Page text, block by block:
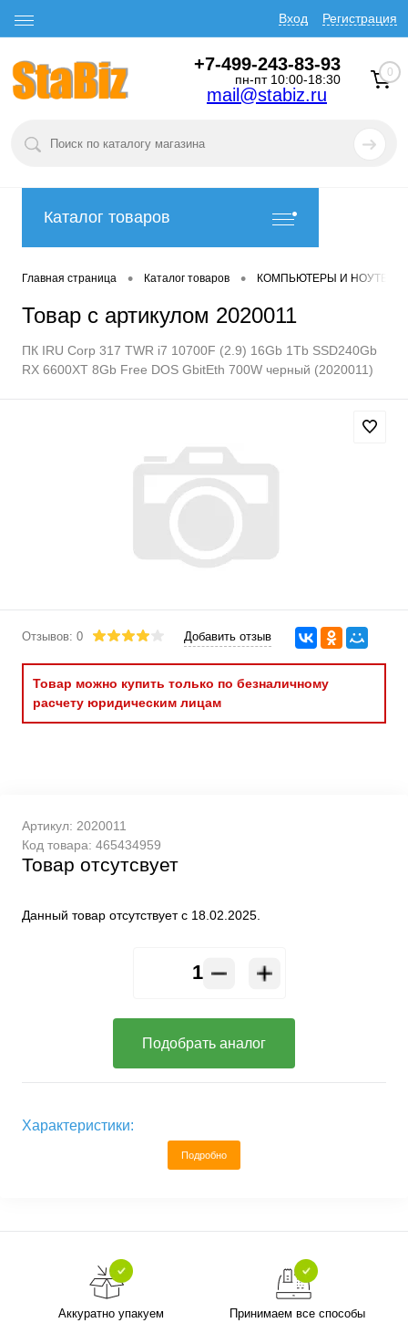
Вход Регистрация
+7-499-243-83-93
пн-пт 10:00-18:30
mail@stabiz.ru
0
Каталог товаров
Главная страница • Каталог товаров • КОМПЬЮТЕРЫ И
Товар с артикулом 2020011
ПК IRU Corp 317 TWR i7 10700F (2.9) 16Gb 1Tb SSD240Gb
RX 6600XT 8Gb Free DOS GbitEth 700W черный (2020011)
Отзывов: 0 Добавить отзыв
Товар можно купить только по безналичному
расчету юридическим лицам
Артикул: 2020011
Код товара: 465434959
Товар отсутсвует
Данный товар отсутствует с 18.02.2025.
Подобрать аналог
Характеристики:
Подробно
Аккуратно упакуем
Принимаем все способы